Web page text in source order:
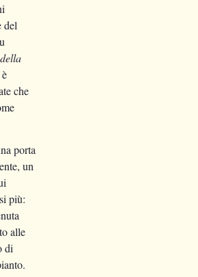
del
che
porta
un
più:
alle
di